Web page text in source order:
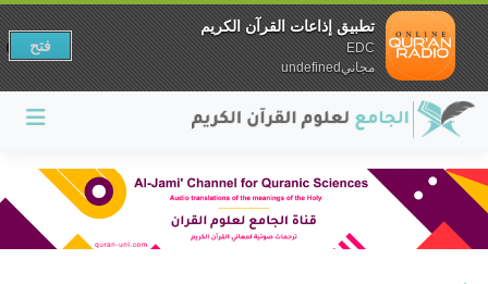
تطبيق إذاعات القرآن الكريم
EDC
مجانيundefined
فتح